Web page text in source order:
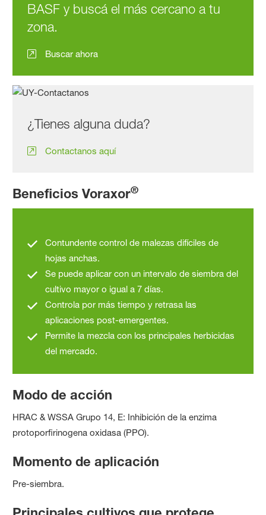
BASF y buscá el más cercano a tu
zona.
Buscar ahora
¿Tienes alguna duda?
Contactanos aquí
Beneficios Voraxor®
Contundente control de malezas difíciles de
hojas anchas.
Se puede aplicar con un intervalo de siembra del
cultivo mayor o igual a 7 días.
Controla por más tiempo y retrasa las
aplicaciones post-emergentes.
Permite la mezcla con los principales herbicidas
del mercado.
Modo de acción
HRAC & WSSA Grupo 14, E: Inhibición de la enzima
protoporfirinogena oxidasa (PPO).
Momento de aplicación
Pre-siembra.